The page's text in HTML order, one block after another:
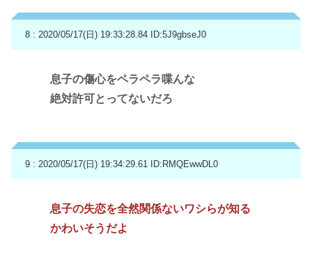
8 : 2020/05/17(日) 19:33:28.84 ID:5J9gbseJ0
息子の傷心をペラペラ喋んな
絶対許可とってないだろ
9 : 2020/05/17(日) 19:34:29.61 ID:RMQEwwDL0
息子の失恋を全然関係ないワシらが知る
かわいそうだよ